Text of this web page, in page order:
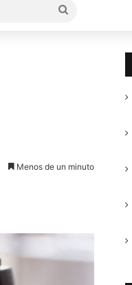
por
Menos de un minuto